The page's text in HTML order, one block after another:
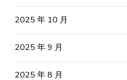
2025 年 10 月
2025 年 9 月
2025 年 8 月